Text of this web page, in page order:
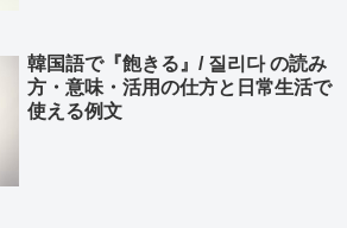
韓国語で『飽きる』/ 질리다 の読み
方・意味・活用の仕方と日常生活で
使える例文